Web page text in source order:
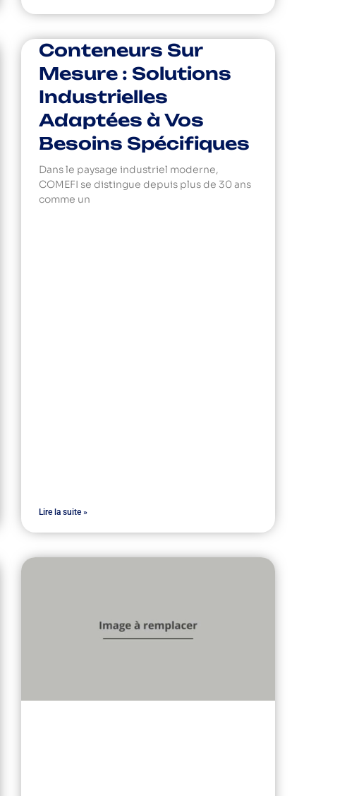
Conteneurs Sur
Mesure : Solutions
Industrielles
Adaptées à Vos
Besoins Spécifiques
Dans le paysage industriel moderne,
COMEFI se distingue depuis plus de 30 ans
comme un
Lire la suite »